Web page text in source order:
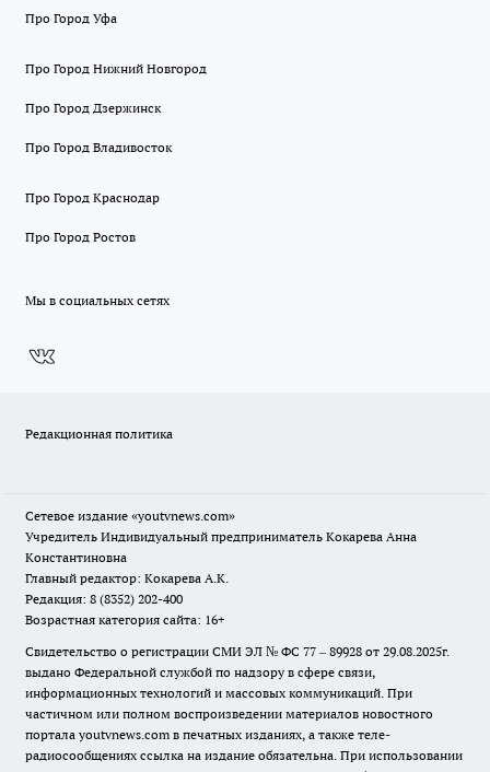
Про Город Уфа
Про Город Нижний Новгород
Про Город Дзержинск
Про Город Владивосток
Про Город Краснодар
Про Город Ростов
Мы в социальных сетях
Редакционная политика
Сетевое издание «youtvnews.com»
Учредитель Индивидуальный предприниматель Кокарева Анна
Константиновна
Главный редактор: Кокарева А.К.
Редакция: 8 (8352) 202-400
Возрастная категория сайта: 16+
Свидетельство о регистрации СМИ ЭЛ № ФС 77 – 89928 от 29.08.2025г.
выдано Федеральной службой по надзору в сфере связи,
информационных технологий и массовых коммуникаций. При
частичном или полном воспроизведении материалов новостного
портала youtvnews.com в печатных изданиях, а также теле-
радиосообщениях ссылка на издание обязательна. При использовании